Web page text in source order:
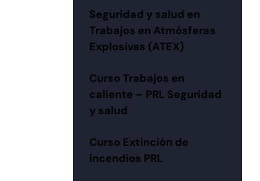
Seguridad y salud en
Trabajos en Atmósferas
Explosivas (ATEX)
Curso Trabajos en
caliente – PRL Seguridad
y salud
Curso Extinción de
incendios PRL